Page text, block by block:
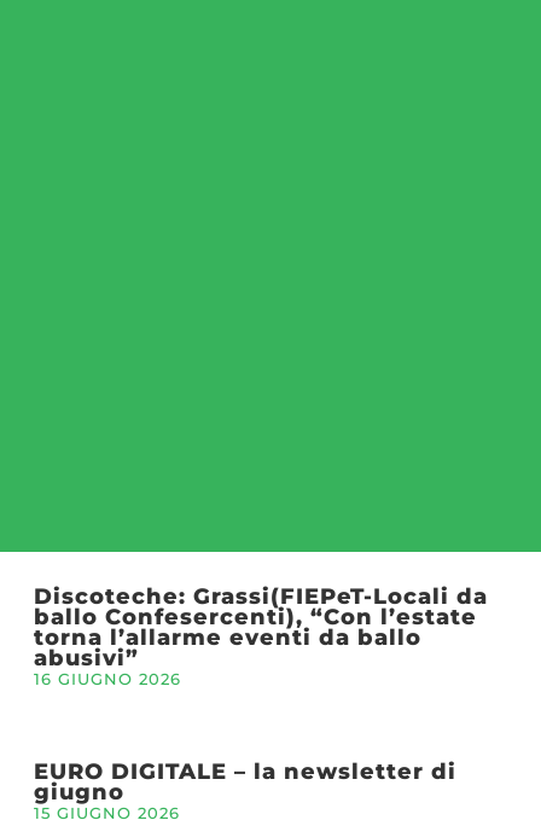
Discoteche: Grassi(FIEPeT-Locali da
ballo Confesercenti), “Con l’estate
torna l’allarme eventi da ballo
abusivi”
16 GIUGNO 2026
EURO DIGITALE – la newsletter di
giugno
15 GIUGNO 2026